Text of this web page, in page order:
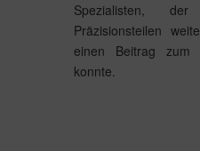
Spezialisten,
Präzisionsteilen
einen Beitrag zum
konnte.